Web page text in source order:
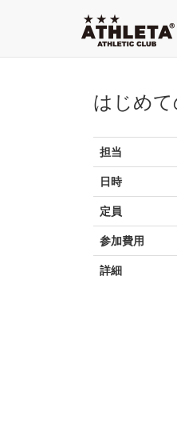
はじめ
担当
日時
定員
参加費用
詳細